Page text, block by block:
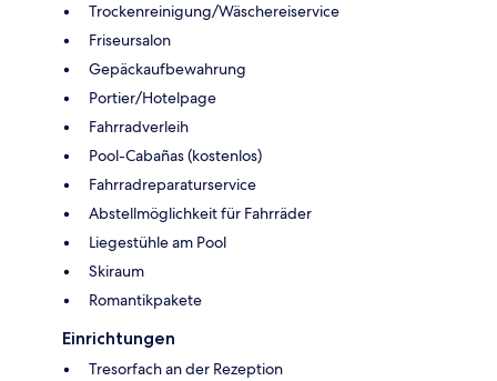
Trockenreinigung/Wäschereiservice
Friseursalon
Gepäckaufbewahrung
Portier/Hotelpage
Fahrradverleih
Pool-Cabañas (kostenlos)
Fahrradreparaturservice
Abstellmöglichkeit für Fahrräder
Liegestühle am Pool
Skiraum
Romantikpakete
Einrichtungen
Tresorfach an der Rezeption